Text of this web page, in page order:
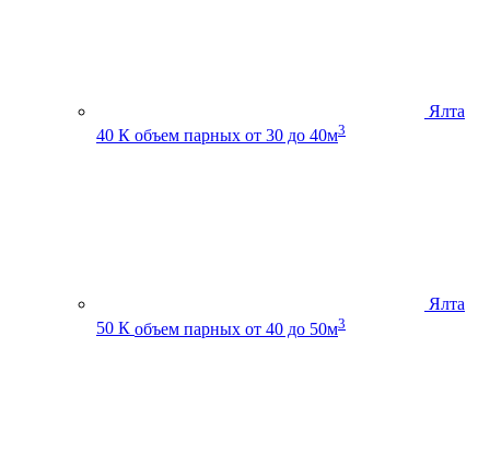
Ялта
40 К объем парных от 30 до 40м3
Ялта
50 К объем парных от 40 до 50м3